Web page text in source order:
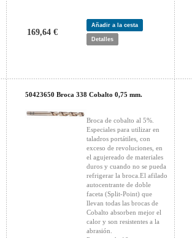
169,64 €
Añadir a la cesta
Detalles
50423650 Broca 338 Cobalto 0,75 mm.
Broca de cobalto al 5%.
Especiales para utilizar en
taladros portátiles, con
exceso de revoluciones, en
el agujereado de materiales
duros y cuando no se pueda
refrigerar la broca.El afilado
autocentrante de doble
faceta (Split-Point) que
llevan todas las brocas de
Cobalto absorben mejor el
calor y son resistentes a la
abrasión.